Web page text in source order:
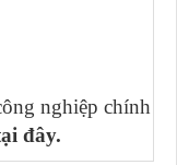
nghiệp chính
đây.